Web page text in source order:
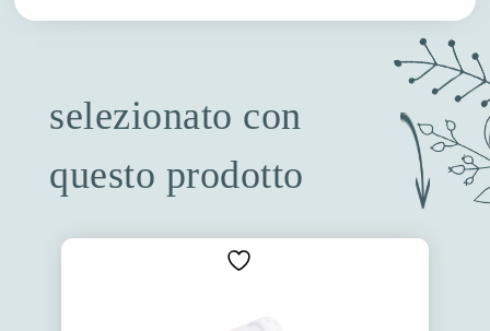
selezionato con
questo prodotto